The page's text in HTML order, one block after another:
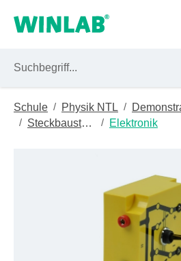
Zum Hauptinhalt springen
Schule / Physik NTL /
/
Steckbausteindemo / Elektronik